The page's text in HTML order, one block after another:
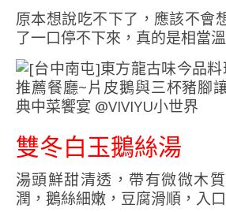
原本想說吃不下了，應該不會
了一口停不下來，真的是相當
雙冬白玉鵝絲湯
湯頭鮮甜清透，帶有微微木
潤，鵝絲細嫩，豆腐滑順，入